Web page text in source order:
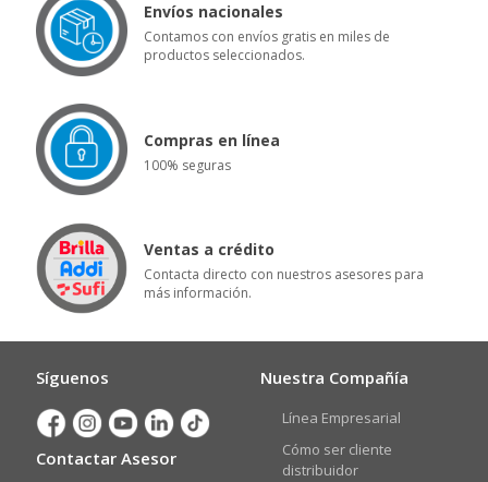
Envíos nacionales
Contamos con envíos gratis en miles de
productos seleccionados.
Compras en línea
100% seguras
Ventas a crédito
Contacta directo con nuestros asesores para
más información.
Síguenos
Contactar Asesor
Nuestra Compañía
Línea Empresarial
Cómo ser cliente
distribuidor